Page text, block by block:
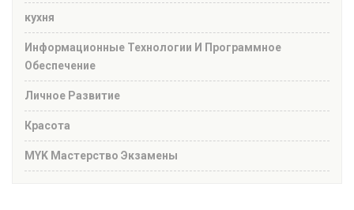
кухня
Информационные Технологии И Программное
Обеспечение
Личное Развитие
Красота
MYK Мастерство Экзамены